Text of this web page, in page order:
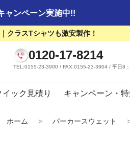
ャンペーン実施中!!
クラスTシャツも激安製作！
0120-17-8214
TEL:0155-23-3900 / FAX:0155-23-3904 / 平日8
イック見積り キャンペーン・
ホーム > パーカースウェット